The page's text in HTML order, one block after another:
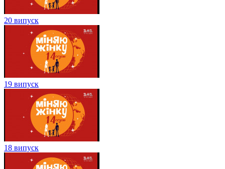
20 випуск
19 випуск
18 випуск